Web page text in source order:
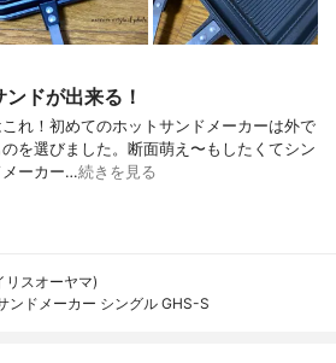
ドが出来る！
れ！初めてのホットサンドメーカーは外で
を選びました。断面萌え〜もしたくてシン
メーカー…続きを見る
リスオーヤマ)
ンドメーカー シングル GHS-S